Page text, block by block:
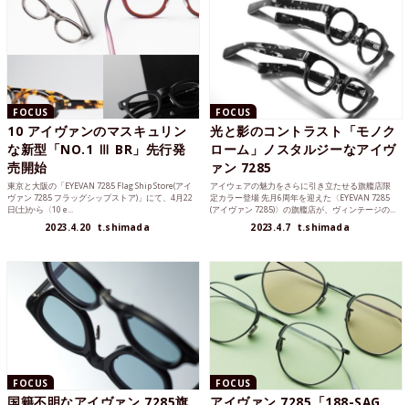
FOCUS
10 アイヴァンのマスキュリン
な新型「NO.1 Ⅲ BR」先行発
売開始
東京と大阪の「EYEVAN 7285 Flag Ship Store(アイ
ヴァン 7285 フラッグシップストア)」にて、4月22
日(土)から〈10 e...
2023.4.20 t.shimada
FOCUS
光と影のコントラスト「モノク
ローム」ノスタルジーなアイヴ
ァン 7285
アイウェアの魅力をさらに引き立たせる旗艦店限
定カラー登場 先月6周年を迎えた〈EYEVAN 7285
(アイヴァン 7285)〉の旗艦店が、ヴィンテージの...
2023.4.7 t.shimada
FOCUS FOCUS